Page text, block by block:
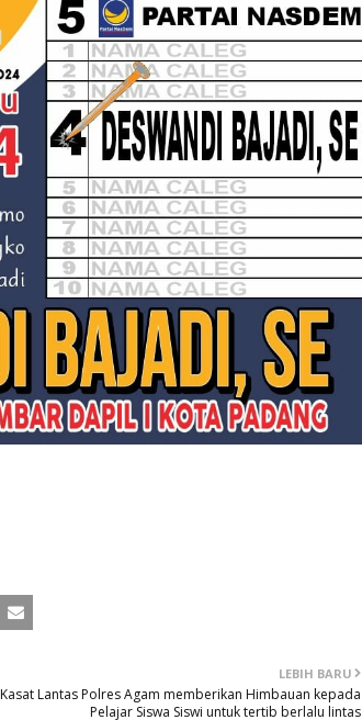
LEBIH BARU
Kasat Lantas Polres Agam memberikan Himbauan kepada
Pelajar Siswa Siswi untuk tertib berlalu lintas